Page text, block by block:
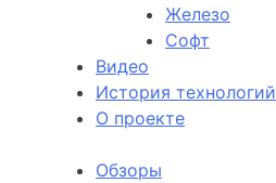
Железо
Софт
Видео
История технологий
О проекте
Обзоры